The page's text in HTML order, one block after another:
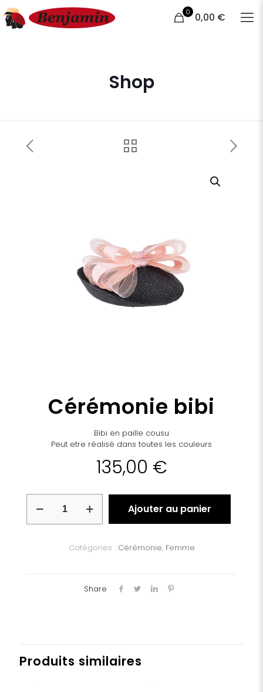
0 0,00 €
Shop
Cérémonie bibi
Bibi en paille cousu
Peut etre réalisé dans toutes les couleurs
135,00 €
Cérémonie
Ajouter au panier
Catégories : Cérémonie, Femme
Share
Produits similaires